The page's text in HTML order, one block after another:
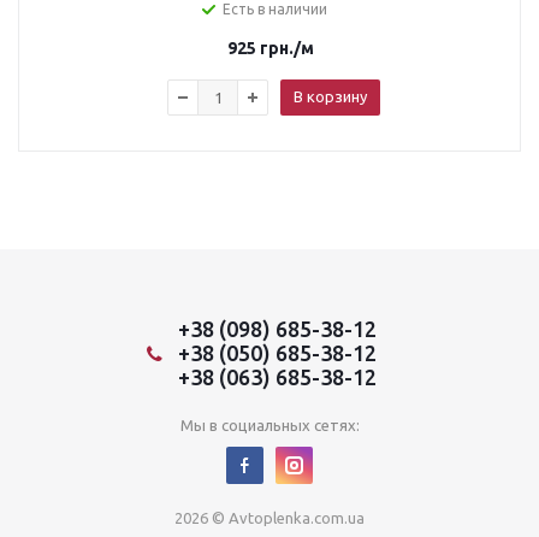
Есть в наличии
925 грн./м
В корзину
+38 (098) 685-38-12
+38 (050) 685-38-12
+38 (063) 685-38-12
Мы в социальных сетях:
2026 © Avtoplenka.com.ua